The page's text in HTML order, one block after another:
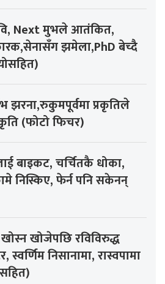
Next मुभले आतंकित,
झमेला,PhD बेच्दै
झरना,रुकुमपूर्वमा प्रकृतिले
(फोटो फिचर)
बाइकट, चर्चितकै धोका,
निस्किए, फेर्न पनि सकेनन्
खोस्न खोजेपछि रविविरुद्ध
स्वर्णिम निसानामा, रास्वपामा